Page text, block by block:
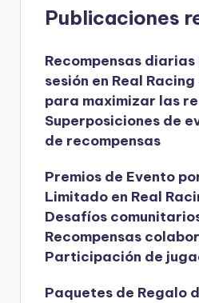
Publicaciones
Recompensas
sesión en Real
para maximizar las
Superposiciones de
de recompensas
Premios de Evento
Limitado en Real
Desafíos
Recompensas
Participación de
Paquetes de Regalo